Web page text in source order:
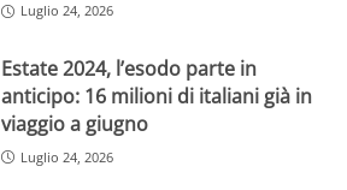
Luglio 24, 2026
Estate 2024, l’esodo parte in
anticipo: 16 milioni di italiani già in
viaggio a giugno
Luglio 24, 2026